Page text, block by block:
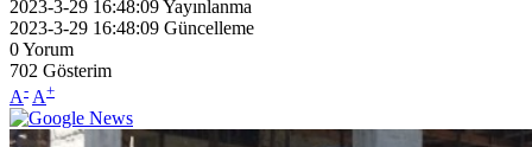
2023-3-29 16:48:09Yayınlanma
2023-3-29 16:48:09 Güncelleme
0Yorum
702 Gösterim
A- A+